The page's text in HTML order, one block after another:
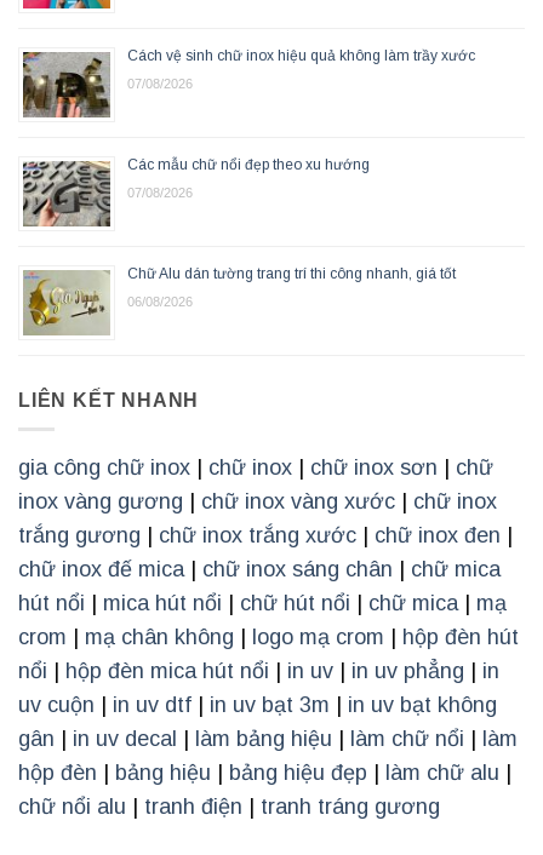
Cách vệ sinh chữ inox hiệu quả không làm trầy xước
07/08/2026
Các mẫu chữ nổi đẹp theo xu hướng
07/08/2026
Chữ Alu dán tường trang trí thi công nhanh, giá tốt
06/08/2026
LIÊN KẾT NHANH
gia công chữ inox chữ inox chữ inox sơn
chữ
inox vàng gương
chữ inox vàng xước
chữ inox
trắng gương
chữ inox trắng xước chữ inox đen
chữ inox đế mica| chữ inox sáng chân
chữ mica
hút nổi
mica hút nổi chữ hút nổi chữ mica| mạ
crom
mạ chân không logo mạ crom
hộp đèn hút
nổi
hộp đèn mica hút nổi in uv in uv phẳng
in
uv cuộn
in uv dtf in uv bạt 3m
in uv bạt không
gân
in uv decal làm bảng hiệu làm chữ nổi
làm
hộp đèn
bảng hiệu bảng hiệu đẹp làm chữ alu
chữ nổi alu
tranh điện tranh tráng gương